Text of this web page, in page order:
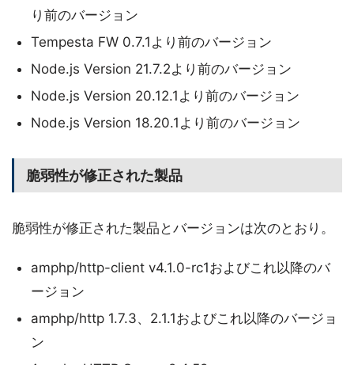
り前のバージョン
Tempesta FW 0.7.1より前のバージョン
Node.js Version 21.7.2より前のバージョン
Node.js Version 20.12.1より前のバージョン
Node.js Version 18.20.1より前のバージョン
脆弱性が修正された製品
脆弱性が修正された製品とバージョンは次のとおり。
amphp/http-client v4.1.0-rc1およびこれ以降のバ
ージョン
amphp/http 1.7.3、2.1.1およびこれ以降のバージョ
ン